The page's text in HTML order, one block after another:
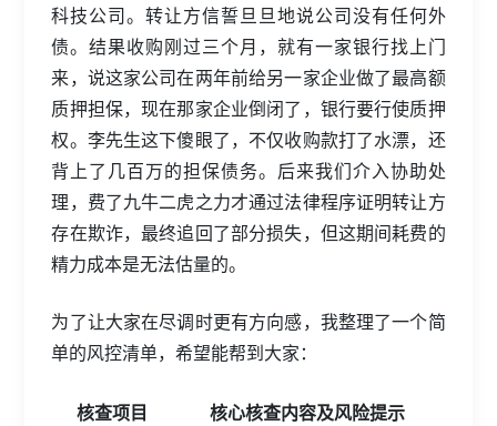
科技公司。转让方信誓旦旦地说公司没有任何外
债。结果收购刚过三个月，就有一家银行找上门
来，说这家公司在两年前给另一家企业做了最高额
质押担保，现在那家企业倒闭了，银行要行使质押
权。李先生这下傻眼了，不仅收购款打了水漂，还
背上了几百万的担保债务。后来我们介入协助处
理，费了九牛二虎之力才通过法律程序证明转让方
存在欺诈，最终追回了部分损失，但这期间耗费的
精力成本是无法估量的。
为了让大家在尽调时更有方向感，我整理了一个简
单的风控清单，希望能帮到大家：
核查项目 核心核查内容及风险提示